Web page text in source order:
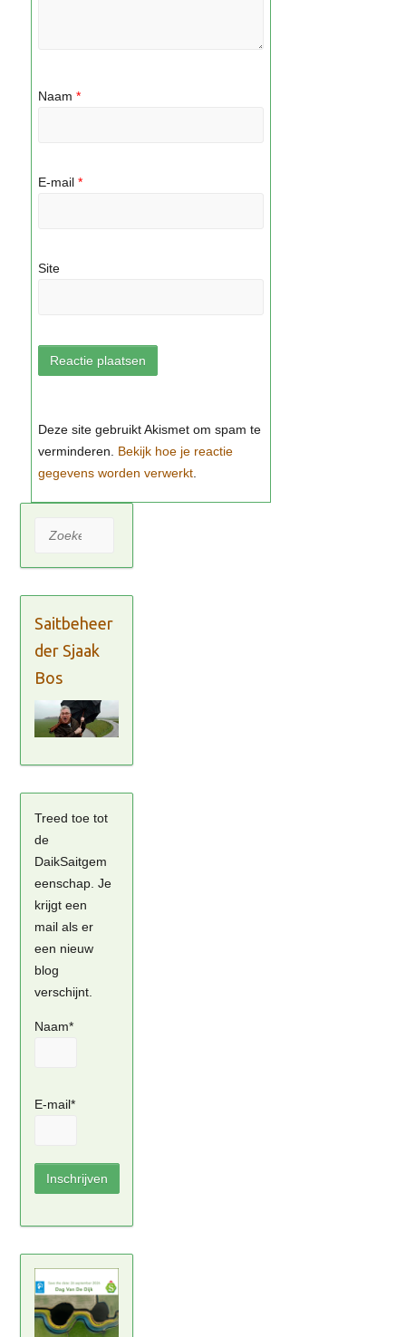
Naam *
E-mail *
Site
Bekijk hoe je reactie
gegevens worden verwerkt
Zoeken
Saitbeheer
der Sjaak
Bos
Treed toe tot
de
DaikSaitgem
eenschap. Je
krijgt een
mail als er
een nieuw
blog
verschijnt.
Naam*
E-mail*